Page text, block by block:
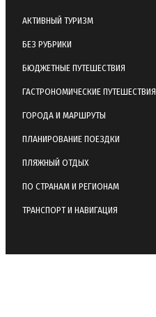
АКТИВНЫЙ ТУРИЗМ
БЕЗ РУБРИКИ
БЮДЖЕТНЫЕ ПУТЕШЕСТВИЯ
ГАСТРОНОМИЧЕСКИЕ ПУТЕШЕСТВИЯ
ГОРОДА И МАРШРУТЫ
ПЛАНИРОВАНИЕ ПОЕЗДКИ
ПЛЯЖНЫЙ ОТДЫХ
ПО СТРАНАМ И РЕГИОНАМ
ТРАНСПОРТ И НАВИГАЦИЯ